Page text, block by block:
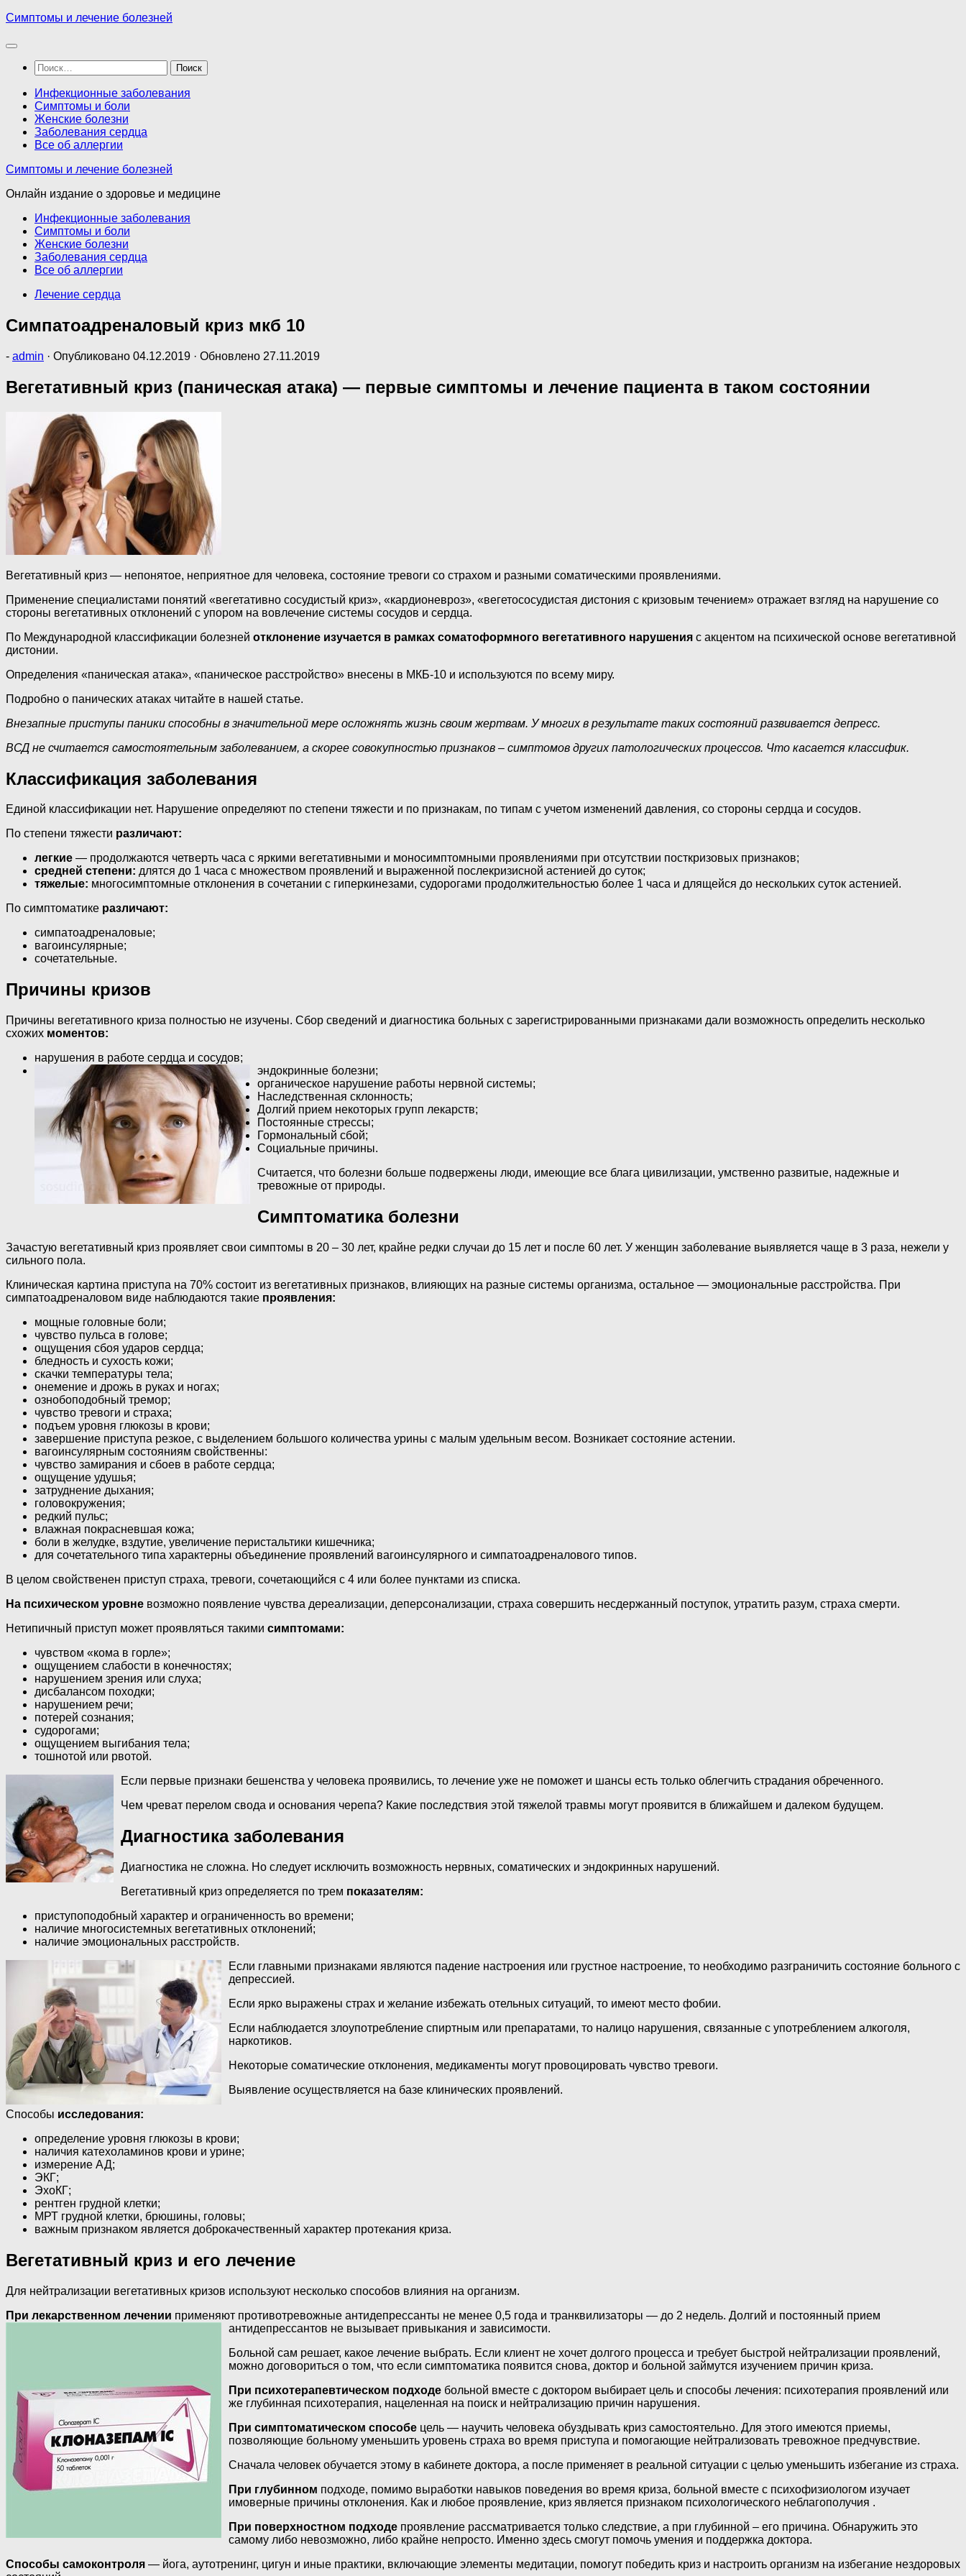
Перейти
содержимому
Симптомы и лечение болезней
Найти:
Инфекционные заболевания
Симптомы и боли
Женские болезни
Заболевания сердца
Все об аллергии
Симптомы и лечение болезней
Онлайн издание о здоровье и медицине
Инфекционные заболевания
Симптомы и боли
Женские болезни
Заболевания сердца
Все об аллергии
Лечение сердца
Симпатоадреналовый криз мкб 10
- admin · Опубликовано 04.12.2019 · Обновлено 27.11.2019
Вегетативный криз (паническая атака) — первые симптомы и лечение пациента в таком состоянии
Вегетативный криз — непонятое, неприятное для человека, состояние тревоги со страхом и разными соматическими проявлениями.
Применение специалистами понятий «вегетативно сосудистый криз», «кардионевроз», «вегетососудистая дистония с кризовым течением» отражает взгляд на нарушение со
стороны вегетативных отклонений с упором на вовлечение системы сосудов и сердца.
По Международной классификации болезней отклонение изучается в рамках соматоформного вегетативного нарушения с акцентом на психической основе вегетативной
дистонии.
Определения «паническая атака», «паническое расстройство» внесены в МКБ-10 и используются по всему миру.
Подробно о панических атаках читайте в нашей статье.
Внезапные приступы паники способны в значительной мере осложнять жизнь своим жертвам. У многих в результате таких состояний развивается депресс.
ВСД не считается самостоятельным заболеванием, а скорее совокупностью признаков – симптомов других патологических процессов. Что касается классифик.
Классификация заболевания
Единой классификации нет. Нарушение определяют по степени тяжести и по признакам, по типам с учетом изменений давления, со стороны сердца и сосудов.
По степени тяжести различают:
легкие — продолжаются четверть часа с яркими вегетативными и моносимптомными проявлениями при отсутствии посткризовых признаков;
средней степени: длятся до 1 часа с множеством проявлений и выраженной послекризисной астенией до суток;
тяжелые: многосимптомные отклонения в сочетании с гиперкинезами, судорогами продолжительностью более 1 часа и длящейся до нескольких суток астенией.
По симптоматике различают:
симпатоадреналовые;
вагоинсулярные;
сочетательные.
Причины кризов
Причины вегетативного криза полностью не изучены. Сбор сведений и диагностика больных с зарегистрированными признаками дали возможность определить несколько
схожих моментов:
нарушения в работе сердца и сосудов;
эндокринные болезни;
органическое нарушение работы нервной системы;
Наследственная склонность;
Долгий прием некоторых групп лекарств;
Постоянные стрессы;
Гормональный сбой;
Социальные причины.
Считается, что болезни больше подвержены люди, имеющие все блага цивилизации, умственно развитые, надежные и
тревожные от природы.
Симптоматика болезни
Зачастую вегетативный криз проявляет свои симптомы в 20 – 30 лет, крайне редки случаи до 15 лет и после 60 лет. У женщин заболевание выявляется чаще в 3 раза, нежели у
сильного пола.
Клиническая картина приступа на 70% состоит из вегетативных признаков, влияющих на разные системы организма, остальное — эмоциональные расстройства. При
симпатоадреналовом виде наблюдаются такие проявления:
мощные головные боли;
чувство пульса в голове;
ощущения сбоя ударов сердца;
бледность и сухость кожи;
скачки температуры тела;
онемение и дрожь в руках и ногах;
ознобоподобный тремор;
чувство тревоги и страха;
подъем уровня глюкозы в крови;
завершение приступа резкое, с выделением большого количества урины с малым удельным весом. Возникает состояние астении.
вагоинсулярным состояниям свойственны:
чувство замирания и сбоев в работе сердца;
ощущение удушья;
затруднение дыхания;
головокружения;
редкий пульс;
влажная покрасневшая кожа;
боли в желудке, вздутие, увеличение перистальтики кишечника;
для сочетательного типа характерны объединение проявлений вагоинсулярного и симпатоадреналового типов.
В целом свойственен приступ страха, тревоги, сочетающийся с 4 или более пунктами из списка.
На психическом уровне возможно появление чувства дереализации, деперсонализации, страха совершить несдержанный поступок, утратить разум, страха смерти.
Нетипичный приступ может проявляться такими симптомами:
чувством «кома в горле»;
ощущением слабости в конечностях;
нарушением зрения или слуха;
дисбалансом походки;
нарушением речи;
потерей сознания;
судорогами;
ощущением выгибания тела;
тошнотой или рвотой.
Если первые признаки бешенства у человека проявились, то лечение уже не поможет и шансы есть только облегчить страдания обреченного.
Чем чреват перелом свода и основания черепа? Какие последствия этой тяжелой травмы могут проявится в ближайшем и далеком будущем.
Диагностика заболевания
Диагностика не сложна. Но следует исключить возможность нервных, соматических и эндокринных нарушений.
Вегетативный криз определяется по трем показателям:
приступоподобный характер и ограниченность во времени;
наличие многосистемных вегетативных отклонений;
наличие эмоциональных расстройств.
Если главными признаками являются падение настроения или грустное настроение, то необходимо разграничить состояние больного с
депрессией.
Если ярко выражены страх и желание избежать отельных ситуаций, то имеют место фобии.
Если наблюдается злоупотребление спиртным или препаратами, то налицо нарушения, связанные с употреблением алкоголя,
наркотиков.
Некоторые соматические отклонения, медикаменты могут провоцировать чувство тревоги.
Выявление осуществляется на базе клинических проявлений.
Способы исследования:
определение уровня глюкозы в крови;
наличия катехоламинов крови и урине;
измерение АД;
ЭКГ;
ЭхоКГ;
рентген грудной клетки;
МРТ грудной клетки, брюшины, головы;
важным признаком является доброкачественный характер протекания криза.
Вегетативный криз и его лечение
Для нейтрализации вегетативных кризов используют несколько способов влияния на организм.
При лекарственном лечении применяют противотревожные антидепрессанты не менее 0,5 года и транквилизаторы — до 2 недель. Долгий и постоянный прием
антидепрессантов не вызывает привыкания и зависимости.
Больной сам решает, какое лечение выбрать. Если клиент не хочет долгого процесса и требует быстрой нейтрализации проявлений,
можно договориться о том, что если симптоматика появится снова, доктор и больной займутся изучением причин криза.
При психотерапевтическом подходе больной вместе с доктором выбирает цель и способы лечения: психотерапия проявлений или
же глубинная психотерапия, нацеленная на поиск и нейтрализацию причин нарушения.
При симптоматическом способе цель — научить человека обуздывать криз самостоятельно. Для этого имеются приемы,
позволяющие больному уменьшить уровень страха во время приступа и помогающие нейтрализовать тревожное предчувствие.
Сначала человек обучается этому в кабинете доктора, а после применяет в реальной ситуации с целью уменьшить избегание из страха.
При глубинном подходе, помимо выработки навыков поведения во время криза, больной вместе с психофизиологом изучает
имоверные причины отклонения. Как и любое проявление, криз является признаком психологического неблагополучия .
При поверхностном подходе проявление рассматривается только следствие, а при глубинной – его причина. Обнаружить это
самому либо невозможно, либо крайне непросто. Именно здесь смогут помочь умения и поддержка доктора.
Способы самоконтроля — йога, аутотренинг, цигун и иные практики, включающие элементы медитации, помогут победить криз и настроить организм на избегание нездоровых